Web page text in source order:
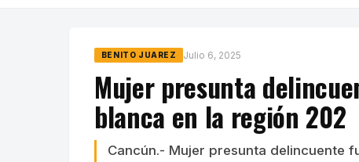
BENITO JUAREZ Julio 6, 2025
Mujer presunta
blanca en la región 202
Cancún.- Mujer presunta delincuente